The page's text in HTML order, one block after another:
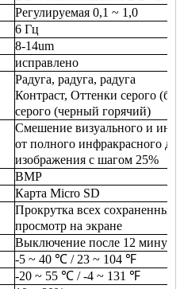
Регулируемая 0,1 ~ 1,0
6 Гц
8-14um
исправлено
Радуга, радуга, радуга
Контраст, Оттенки серого
серого (черный горячий)
Смешение визуального и
от полного инфракрасного до
изображения с шагом 25%
ВМР
Карта Micro SD
Прокрутка всех сохраненных
просмотр на экране
Выключение после 12 минут
-5 ~ 40 ℃ / 23 ~ 104 ℉
-20 ~ 55 ℃ / -4 ~ 131 ℉